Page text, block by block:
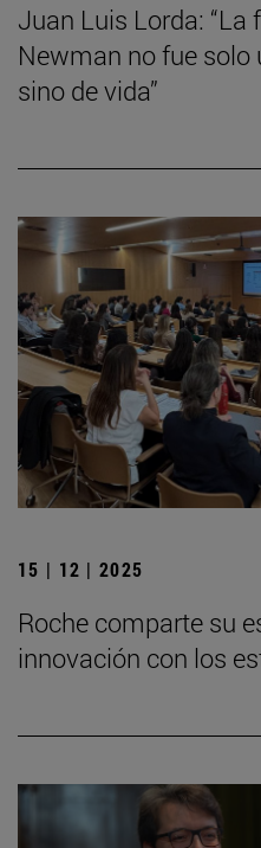
Juan Luis Lorda: “La
Newman no fue solo
sino de vida”
15 | 12 | 2025
Roche comparte su
innovación con los